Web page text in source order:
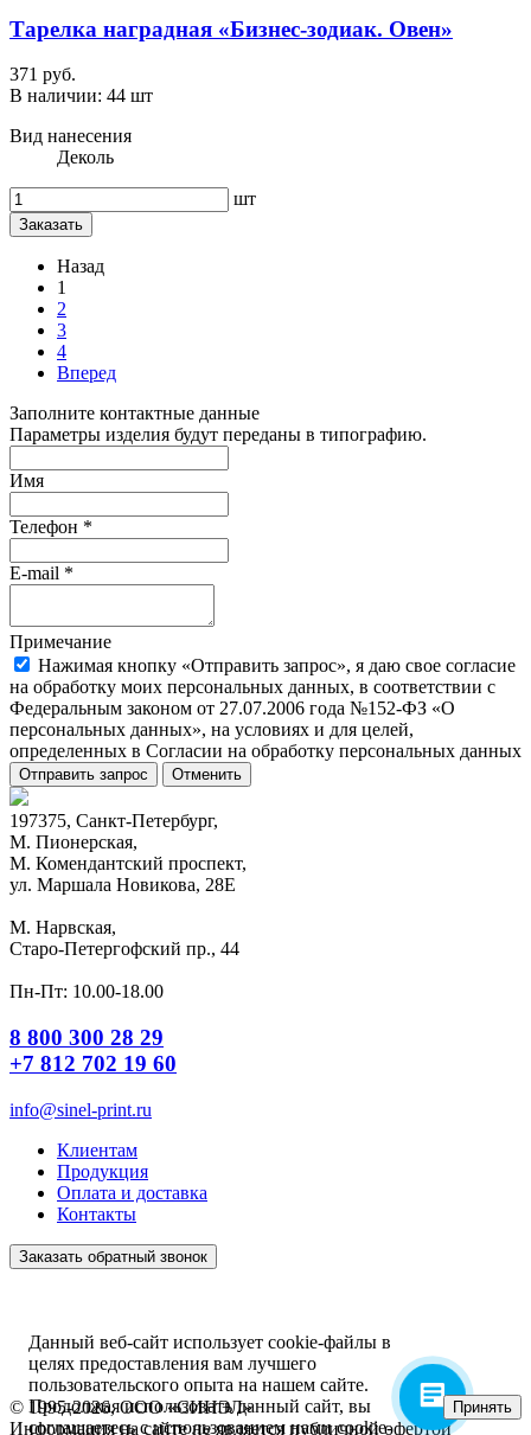
Тарелка наградная «Бизнес-зодиак. Овен»
371 руб.
В наличии: 44 шт
Вид нанесения
Деколь
шт
Заказать
Назад
1
2
3
4
Вперед
Заполните контактные данные
Параметры изделия будут переданы в типографию.
Имя
Телефон *
E-mail *
Примечание
Нажимая кнопку «Отправить запрос», я даю свое согласие
на обработку моих персональных данных, в соответствии с
Федеральным законом от 27.07.2006 года №152-ФЗ «О
персональных данных», на условиях и для целей,
определенных в Согласии на обработку персональных данных
Отправить запрос Отменить
197375, Санкт-Петербург,
М. Пионерская,
М. Комендантский проспект,
ул. Маршала Новикова, 28Е
М. Нарвская,
Старо-Петергофский пр., 44
Пн-Пт: 10.00-18.00
8 800 300 28 29
+7 812 702 19 60
info@sinel-print.ru
Клиентам
Продукция
Оплата и доставка
Контакты
Заказать обратный звонок
© 1995-2026, ООО «СИНЭЛ»
Информация на сайте не является публичной офертой
Данный веб-сайт использует cookie-файлы в
целях предоставления вам лучшего
пользовательского опыта на нашем сайте.
Продолжая использовать данный сайт, вы
соглашаетесь с использованием нами cookie-
Принять